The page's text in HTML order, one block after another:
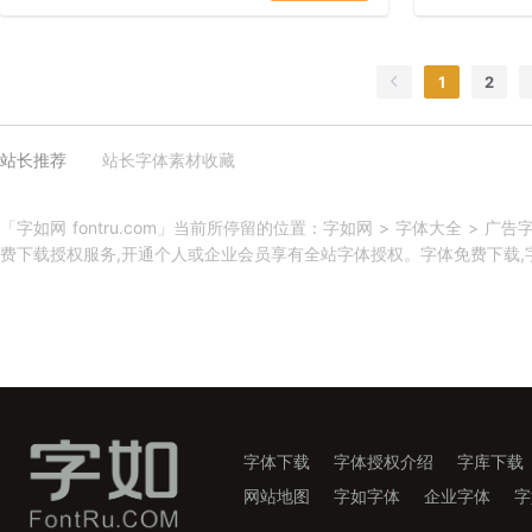
1 2
站长推荐 站长字体素材收藏
「字如网 fontru.com」当前所停留的位置：字如网 > 字体大全 > 广
费下载授权服务,开通个人或企业会员享有全站字体授权。字体免费下
字体下载 字体授权介绍
字库下载
网站地图
字如字体 企业字体